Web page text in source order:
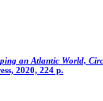
an Atlantic World,
2020, 224 p.